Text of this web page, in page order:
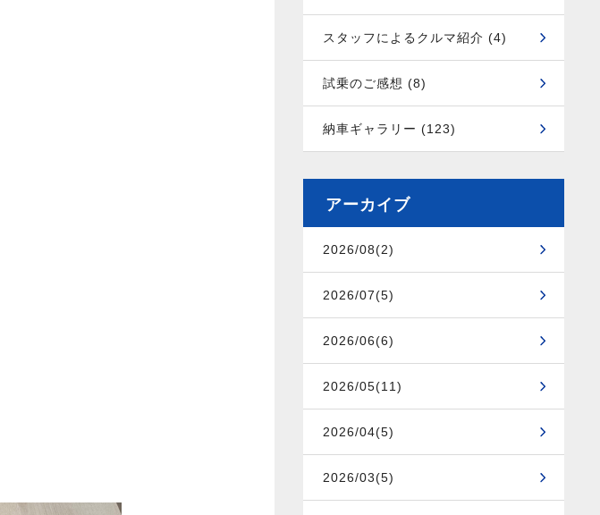
スタッフによるクルマ紹介 (4)
試乗のご感想 (8)
納車ギャラリー (123)
アーカイブ
2026/08(2)
2026/07(5)
2026/06(6)
2026/05(11)
2026/04(5)
2026/03(5)